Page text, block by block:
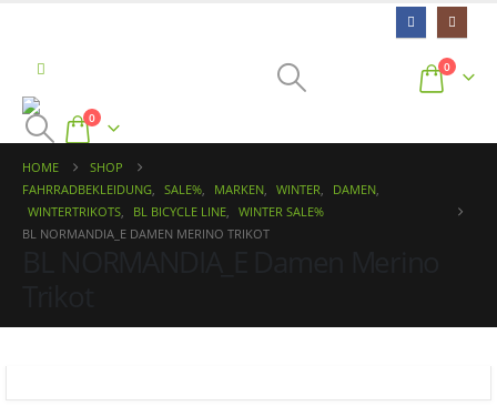
0
0
HOME
SHOP
FAHRRADBEKLEIDUNG
SALE% MARKEN WINTER DAMEN
WINTERTRIKOTS
BL BICYCLE LINE
WINTER SALE%
BL NORMANDIA_E DAMEN MERINO TRIKOT